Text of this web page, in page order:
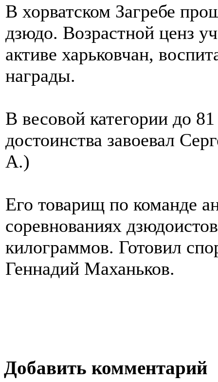
В хорватском Загребе
дзюдо. Возрастной ценз
активе харьковчан,
награды.
В весовой категории до
достоинства завоевал
А.)
Его товарищ по команде
соревнованиях
килограммов. Готовил
Геннадий Маханьков.
Добавить комментарий